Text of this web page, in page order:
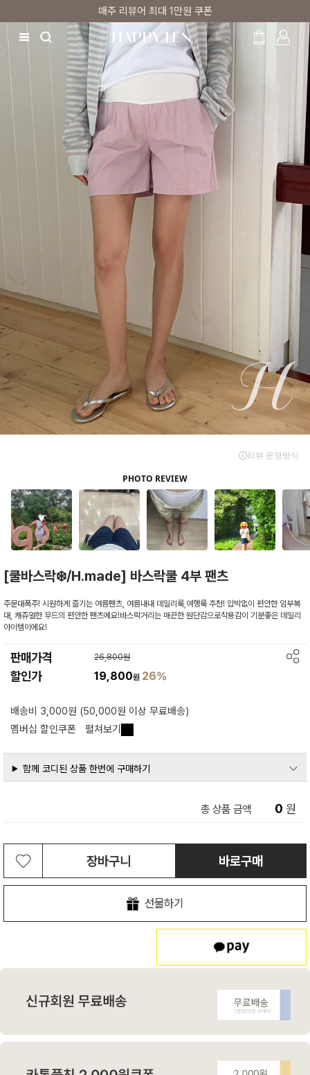
매주 리뷰어 최대 1만원 쿠폰
[쿨바스락❄️/H.made] 바스락쿨 4부 팬츠
주문대폭주! 시원하게 즐기는 여름팬츠, 여름내내 데일리룩,여행룩 추천! 압박없이 편안한 임부복
대, 캐쥬얼한 무드의 편안한 팬츠에요!바스락거리는 매끈한 원단감으로착용감이 기분좋은 데일리
아이템이에요!
판매가격 26,800원
할인가 19,800원 26%
배송비 3,000원 (50,000원 이상 무료배송)
멤버십 할인쿠폰
펼쳐보기
함께 코디된 상품 한번에 구매하기
총 상품 금액 0 원
장바구니 바로구매
선물하기